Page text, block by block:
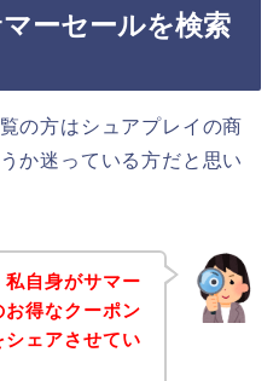
ーセールを検索
の方はシュアプレイの商
か迷っている方だと思い
自身がサマー
得なクーポン
ェアさせてい